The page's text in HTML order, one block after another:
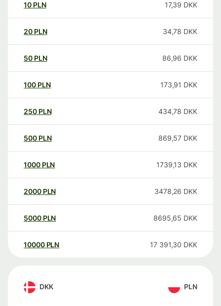
10 PLN 17,39 DKK
20 PLN 34,78 DKK
50 PLN 86,96 DKK
100 PLN 173,91 DKK
250 PLN 434,78 DKK
500 PLN 869,57 DKK
1000 PLN 1739,13 DKK
2000 PLN 3478,26 DKK
5000 PLN 8695,65 DKK
10000 PLN 17 391,30 DKK
DKK PLN